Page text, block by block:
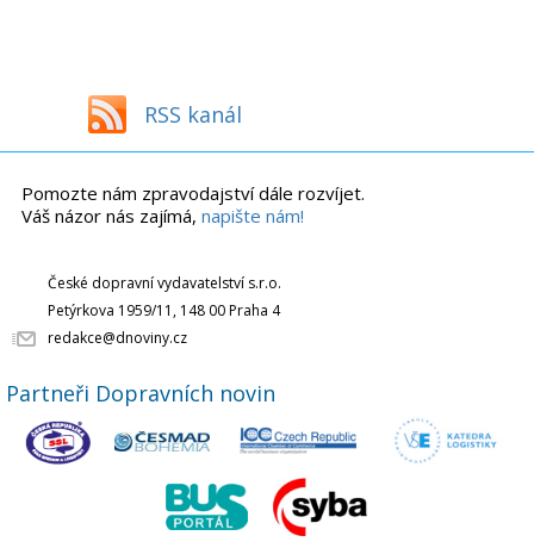
RSS kanál
Pomozte nám zpravodajství dále rozvíjet.
Váš názor nás zajímá, napište nám!
České dopravní vydavatelství s.r.o.
Petýrkova 1959/11, 148 00 Praha 4
redakce@dnoviny.cz
Partneři Dopravních novin